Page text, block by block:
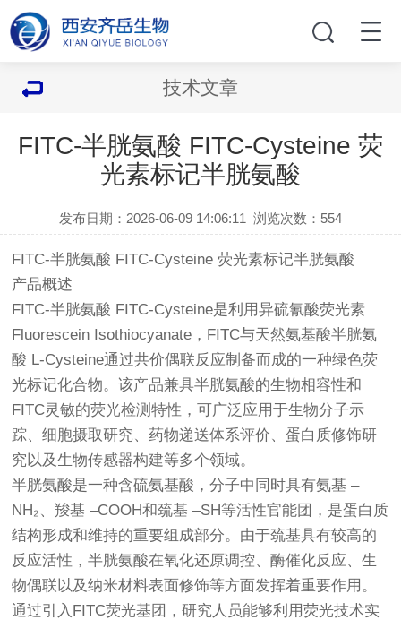
技术文章
FITC-半胱氨酸 FITC-Cysteine 荧
光素标记半胱氨酸
发布日期：2026-06-09 14:06:11 浏览次数： 554
FITC-半胱氨酸 FITC-Cysteine 荧光素标记半胱氨酸
产品概述
FITC-半胱氨酸 FITC-Cysteine是利用异硫氰酸荧光素
Fluorescein Isothiocyanate，FITC与天然氨基酸半胱氨
酸 L-Cysteine通过共价偶联反应制备而成的一种绿色荧
光标记化合物。该产品兼具半胱氨酸的生物相容性和
FITC灵敏的荧光检测特性，可广泛应用于生物分子示
踪、细胞摄取研究、药物递送体系评价、蛋白质修饰研
究以及生物传感器构建等多个领域。
半胱氨酸是一种含硫氨基酸，分子中同时具有氨基 –
NH₂、羧基 –COOH和巯基 –SH等活性官能团，是蛋白质
结构形成和维持的重要组成部分。由于巯基具有较高的
反应活性，半胱氨酸在氧化还原调控、酶催化反应、生
物偶联以及纳米材料表面修饰等方面发挥着重要作用。
通过引入FITC荧光基团，研究人员能够利用荧光技术实